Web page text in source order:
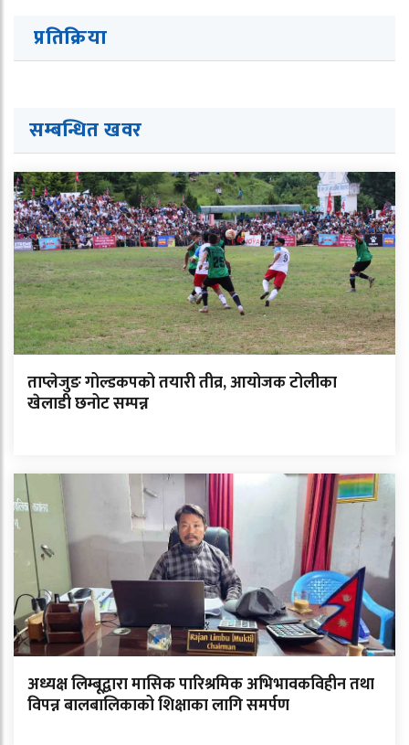
प्रतिक्रिया
सम्बन्धित खवर
ताप्लेजुङ गोल्डकपको तयारी तीव्र, आयोजक टोलीका
खेलाडी छनोट सम्पन्न
अध्यक्ष लिम्बूद्वारा मासिक पारिश्रमिक अभिभावकविहीन तथा
विपन्न बालबालिकाको शिक्षाका लागि समर्पण